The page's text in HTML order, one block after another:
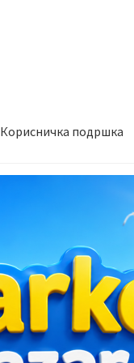
Корисничка подршка
Услови за користење